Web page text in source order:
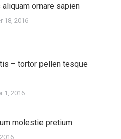
aliquam ornare sapien
18, 2016
– tortor pellen tesque
1, 2016
molestie pretium